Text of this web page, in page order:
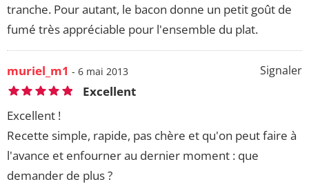
tranche. Pour autant, le bacon donne un petit goût de
fumé très appréciable pour l'ensemble du plat.
Signaler
muriel_m1 - 6 mai 2013
Excellent
Excellent !
Recette simple, rapide, pas chère et qu'on peut faire à
l'avance et enfourner au dernier moment : que
demander de plus ?